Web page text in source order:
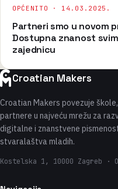
OPĆENITO · 14.03.2025.
Partneri smo u novom
Dostupna znanost
zajednicu
Croatian Makers
Croatian Makers povezuje
partnere u najveću mrežu za
digitalne i znanstvene
stvaralaštva mladih.
Kostelska 1, 10000 Zagreb ·